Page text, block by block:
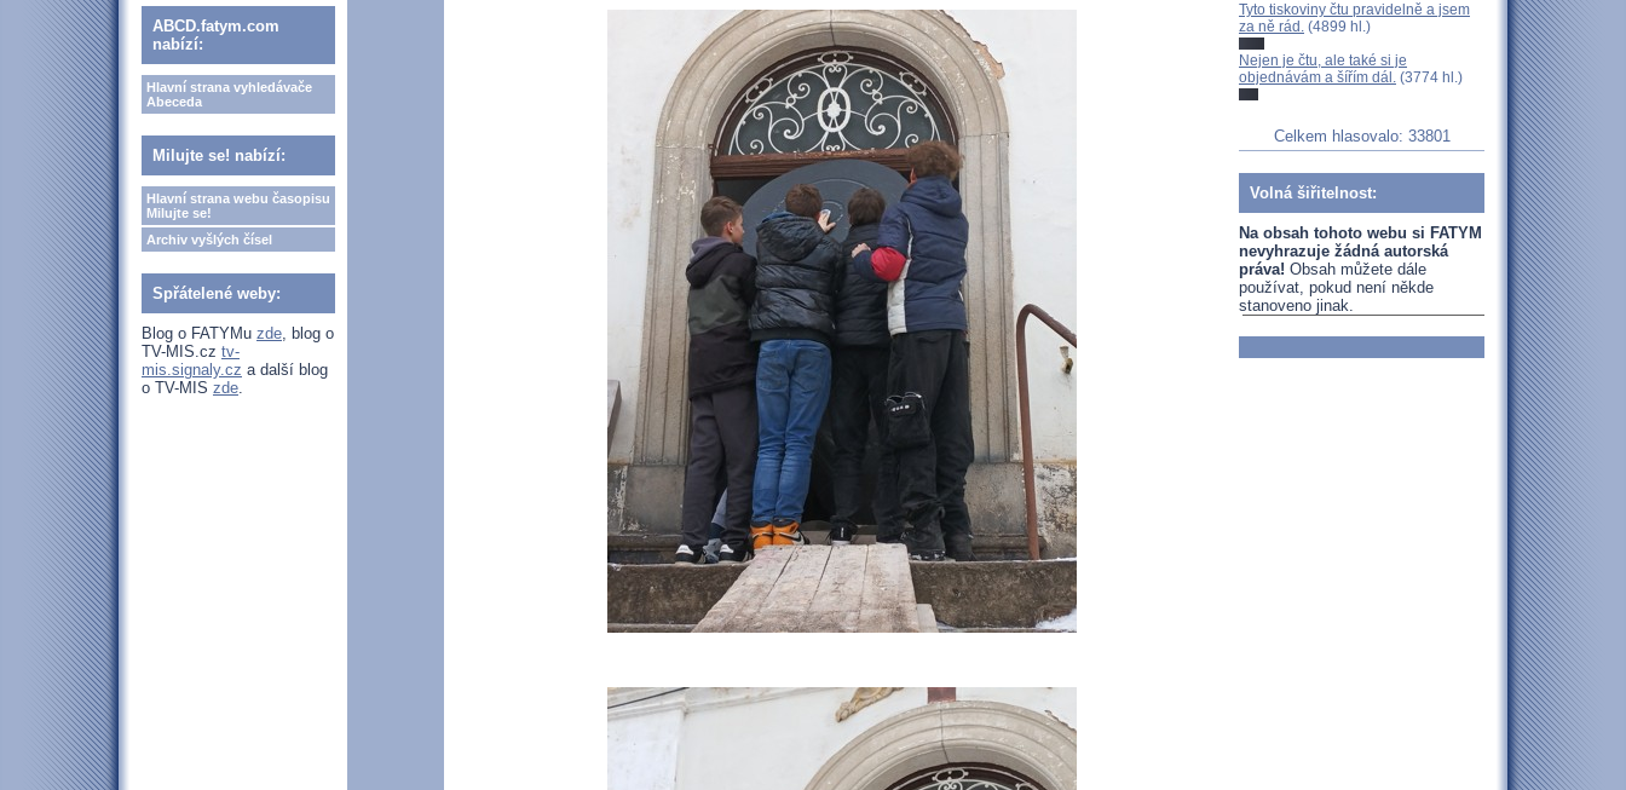
ABCD.fatym.com
nabízí:
Hlavní strana vyhledávače
Abeceda
Milujte se! nabízí:
Hlavní strana webu časopisu
Milujte se!
Archiv vyšlých čísel
Spřátelené weby:
Blog o FATYMu zde, blog o
TV-MIS.cz tv-
mis.signaly.cz a další blog
o TV-MIS zde.
Tyto tiskoviny čtu pravidelně a jsem
za ně rád. (4899 hl.)
Nejen je čtu, ale také si je
objednávám a šířím dál. (3774 hl.)
Celkem hlasovalo: 33801
Volná šiřitelnost:
Na obsah tohoto webu si FATYM
nevyhrazuje žádná autorská
práva! Obsah můžete dále
používat, pokud není někde
stanoveno jinak.